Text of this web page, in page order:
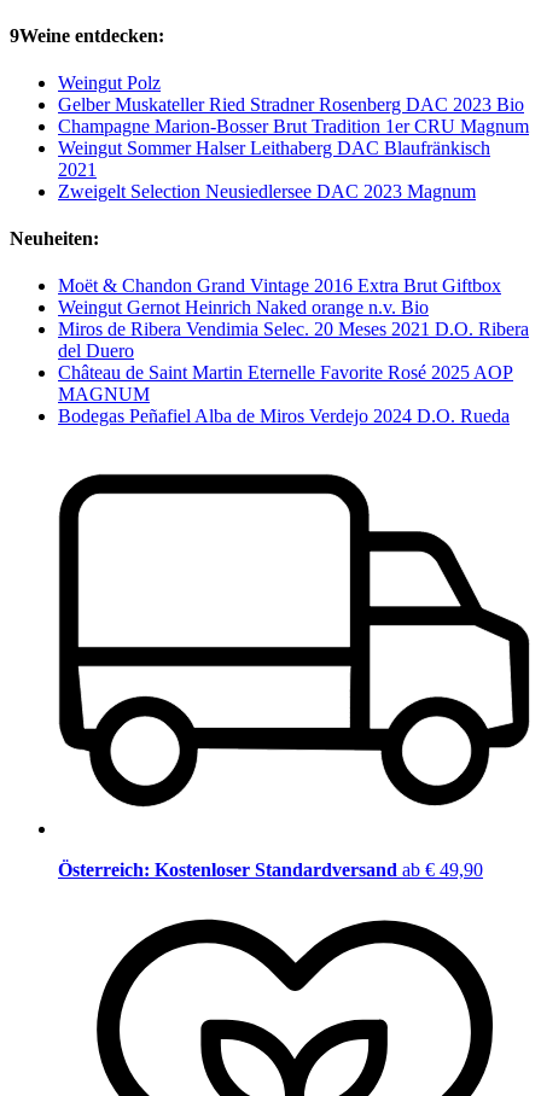
9Weine entdecken:
Weingut Polz
Gelber Muskateller Ried Stradner Rosenberg DAC 2023 Bio
Champagne Marion-Bosser Brut Tradition 1er CRU Magnum
Weingut Sommer Halser Leithaberg DAC Blaufränkisch
2021
Zweigelt Selection Neusiedlersee DAC 2023 Magnum
Neuheiten:
Moët & Chandon Grand Vintage 2016 Extra Brut Giftbox
Weingut Gernot Heinrich Naked orange n.v. Bio
Miros de Ribera Vendimia Selec. 20 Meses 2021 D.O. Ribera
del Duero
Château de Saint Martin Eternelle Favorite Rosé 2025 AOP
MAGNUM
Bodegas Peñafiel Alba de Miros Verdejo 2024 D.O. Rueda
Österreich: Kostenloser Standardversand ab € 49,90